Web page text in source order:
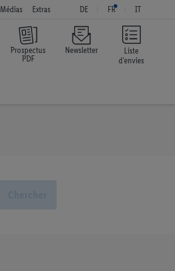
Liste
d’envies
Médias Extras DE FR IT
Prospectus
PDF
Newsletter